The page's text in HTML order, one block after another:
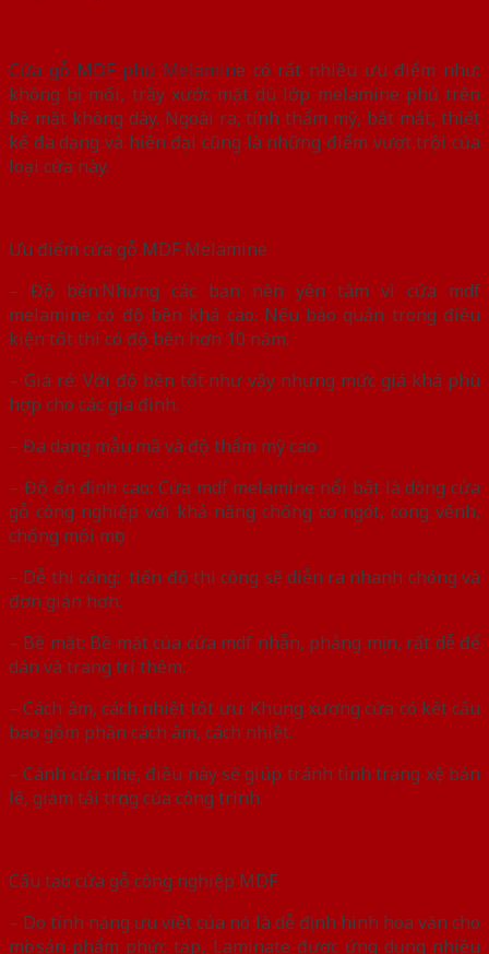
Cửa gỗ MDF phủ Melamine có rất nhiều ưu điểm như:
không bị mối, trầy xước mặt dù lớp melamine phủ trên
bề mặt không dày. Ngoài ra, tính thẩm mỹ, bắt mắt, thiết
kế đa dạng và hiện đại cũng là những điểm vượt trội của
loại cửa này.
Ưu điểm cửa gỗ MDF Melamine
– Độ bền:Nhưng các bạn nên yên tâm vì cửa mdf
melamine có độ bền khá cao. Nếu bảo quản trong điều
kiện tốt thì có độ bền hơn 10 năm.
– Giá rẻ: Với độ bền tốt như vậy nhưng mức giá khá phù
hợp cho các gia đình.
– Đa dạng mẫu mã và độ thẩm mỹ cao
– Độ ổn định cao: Cửa mdf melamine nổi bật là dòng cửa
gỗ công nghiệp với khả năng chống co ngót, cong vênh,
chống mối mọt.
– Dễ thi công: tiến độ thi công sẽ diễn ra nhanh chóng và
đơn giản hơn.
– Bề mặt: Bề mặt của cửa mdf nhẵn, phẳng mịn, rất dễ để
dán và trang trí thêm.
– Cách âm, cách nhiệt tốt ưu: Khung xương cửa có kết cấu
bao gồm phần cách âm, cách nhiệt.
– Cánh cửa nhẹ, điều này sẽ giúp tránh tình trạng xệ bản
lề, giảm tải trọng của công trình.
Cấu tạo cửa gỗ công nghiệp MDF
– Do tính năng ưu việt của nó là dễ định hình hoa văn cho
mọi sản phẩm phức tạp, Laminate được ứng dụng nhiều